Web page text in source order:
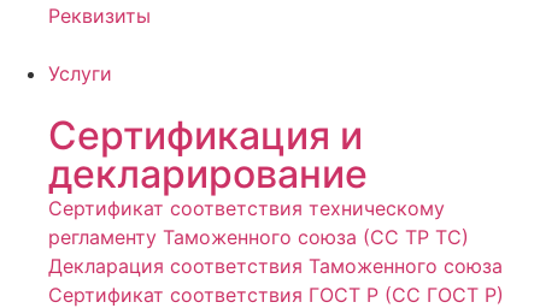
Реквизиты
Услуги
Сертификация и
декларирование
Сертификат соответствия техническому
регламенту Таможенного союза (СС ТР ТС)
Декларация соответствия Таможенного союза
Сертификат соответствия ГОСТ Р (СС ГОСТ Р)